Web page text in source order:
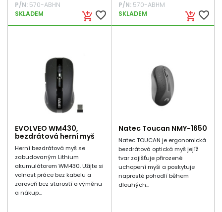
add_shopping_cart favorite_border
P/N: 570-ABHN
SKLADEM
add_shopping_cart favorite_border
P/N:570-ABHM
SKLADEM
EVOLVEO WM430,
bezdrátová herní myš
Herní bezdrátová myš se
zabudovaným Lithium
akumulátorem WM430. Užijte si
volnost práce bez kabelu a
zaroveň bez starostí o výměnu
a nákup...
Natec Toucan NMY-1650
Natec TOUCAN je ergonomická
bezdrátová optická myš jejíž
tvar zajišťuje přirozené
uchopení myši a poskytuje
naprosté pohodlí během
dlouhých...